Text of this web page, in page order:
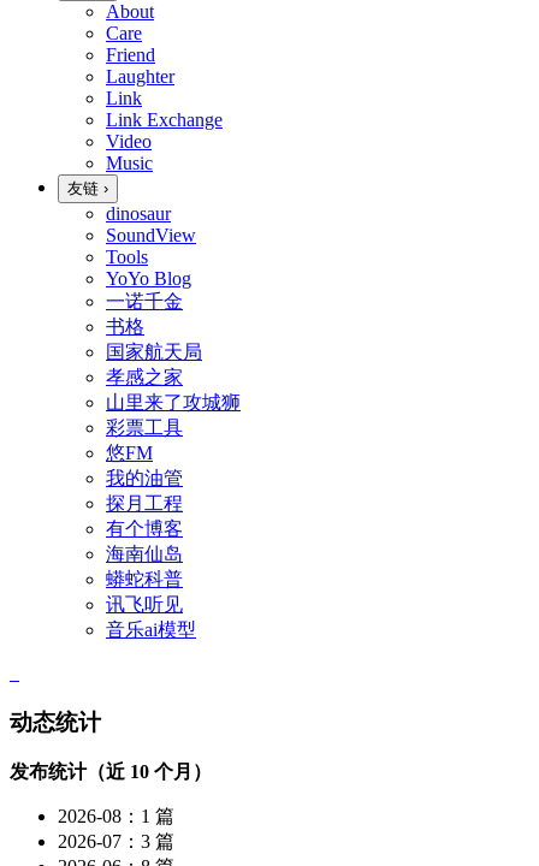
About
Care
Friend
Laughter
Link
Link Exchange
Video
Music
友链 ›
dinosaur
SoundView
Tools
YoYo Blog
一诺千金
书格
国家航天局
孝感之家
山里来了攻城狮
彩票工具
悠FM
我的油管
探月工程
有个博客
海南仙岛
蟒蛇科普
讯飞听见
音乐ai模型
动态统计
发布统计（近 10 个月）
2026-08：1 篇
2026-07：3 篇